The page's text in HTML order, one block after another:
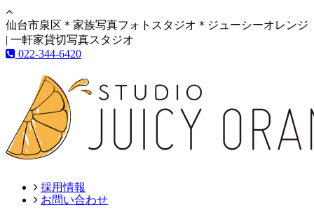
仙台市泉区＊家族写真フォトスタジオ＊ジューシーオレンジ
| 一軒家貸切写真スタジオ
022-344-6420
採用情報
お問い合わせ